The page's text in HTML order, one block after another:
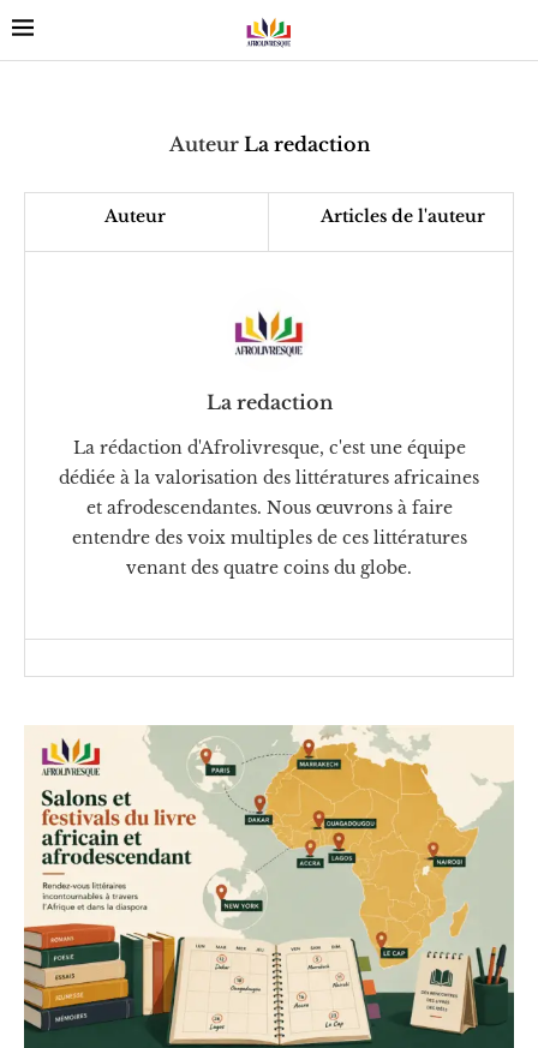
Auteur La redaction
Auteur Articles de l'auteur
La redaction
La rédaction d'Afrolivresque, c'est une équipe
dédiée à la valorisation des littératures africaines
et afrodescendantes. Nous œuvrons à faire
entendre des voix multiples de ces littératures
venant des quatre coins du globe.